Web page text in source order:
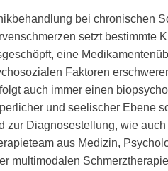
bei chronischen
setzt bestimmte
eine
Faktoren
auch immer einen
und seelischer Ebene
zur Diagnosestellung, wie
aus Medizin,
multimodalen